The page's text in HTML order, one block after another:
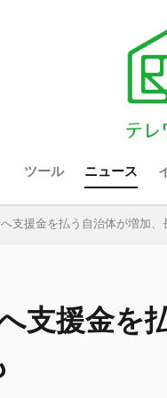
ツール ニュース
支援金を払う自治体が増加
支援金を